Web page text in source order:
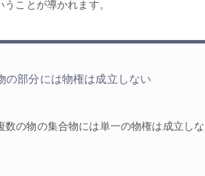
うことが導かれます。
の部分には物権は成立しない
数の物の集合物には単一の物権は成立し